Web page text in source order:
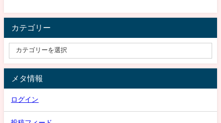
カテゴリー
メタ情報
ログイン